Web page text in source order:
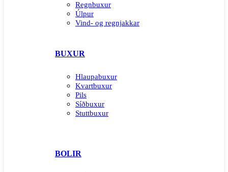
Regnbuxur
Úlpur
Vind- og regnjakkar
BUXUR
Hlaupabuxur
Kvartbuxur
Pils
Síðbuxur
Stuttbuxur
BOLIR